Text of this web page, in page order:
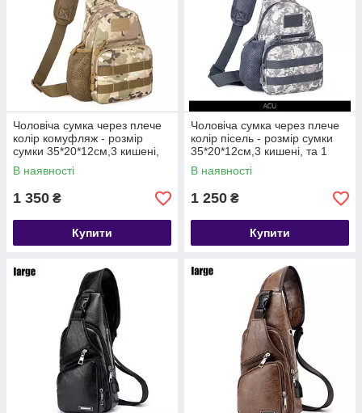
Чоловіча сумка через плече
колір комуфляж - розмір
сумки 35*20*12см,3 кишені,
та 1 бокова кішеня
В наявності
1 350 ₴
Купити
Чоловіча сумка через плече
колір пісель - розмір сумки
35*20*12см,3 кишені, та 1
бокова кішеня
В наявності
1 250 ₴
Купити